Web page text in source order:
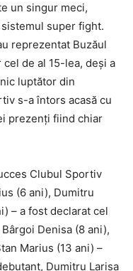
un singur meci,
super fight.
reprezentat Buzăul
de al 15-lea, deși a
luptător din
s-a întors acasă cu
prezenți fiind chiar
Clubul Sportiv
(6 ani), Dumitru
– a fost declarat cel
Denisa (8 ani),
Marius (13 ani) –
Dumitru Larisa